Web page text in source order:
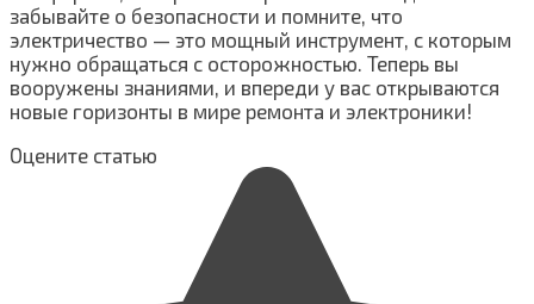
забывайте о безопасности и помните, что
электричество — это мощный инструмент, с которым
нужно обращаться с осторожностью. Теперь вы
вооружены знаниями, и впереди у вас открываются
новые горизонты в мире ремонта и электроники!
Оцените статью